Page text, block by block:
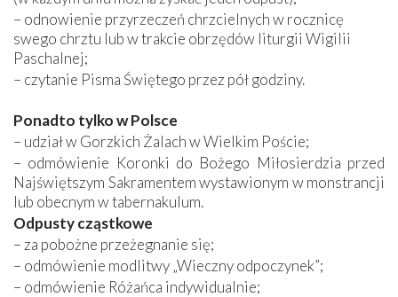
– odnowienie przyrzeczeń chrzcielnych w rocznicę
swego chrztu lub w trakcie obrzędów liturgii Wigilii
Paschalnej;
– czytanie Pisma Świętego przez pół godziny.
Ponadto tylko w Polsce
– udział w Gorzkich Żalach w Wielkim Poście;
– odmówienie Koronki do Bożego Miłosierdzia przed
Najświętszym Sakramentem wystawionym w monstrancji
lub obecnym w tabernakulum.
Odpusty cząstkowe
– za pobożne przeżegnanie się;
– odmówienie modlitwy „Wieczny odpoczynek”;
– odmówienie Różańca indywidualnie;